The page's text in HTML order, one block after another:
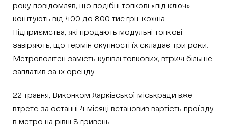
року повідомляв, що подібні топкові «під ключ»
коштують від 400 до 800 тис.грн. кожна.
Підприємства, які продають модульні топкові
завіряють, що термін окупності їх складає три роки.
Метрополітен замість купівлі топкових, втричі більше
заплатив за їх оренду.
22 травня, Виконком Харківської міськради вже
втретє за останні 4 місяці встановив вартість проїзду
в метро на рівні 8 гривень.